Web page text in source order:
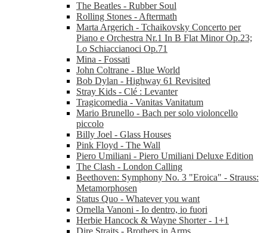
The Beatles - Rubber Soul
Rolling Stones - Aftermath
Marta Argerich - Tchaikovsky Concerto per
Piano e Orchestra Nr.1 In B Flat Minor Op.23;
Lo Schiaccianoci Op.71
Mina - Fossati
John Coltrane - Blue World
Bob Dylan - Highway 61 Revisited
Stray Kids - Clé : Levanter
Tragicomedia - Vanitas Vanitatum
Mario Brunello - Bach per solo violoncello
piccolo
Billy Joel - Glass Houses
Pink Floyd - The Wall
Piero Umiliani - Piero Umiliani Deluxe Edition
The Clash - London Calling
Beethoven: Symphony No. 3 "Eroica" - Strauss:
Metamorphosen
Status Quo - Whatever you want
Ornella Vanoni - Io dentro, io fuori
Herbie Hancock & Wayne Shorter - 1+1